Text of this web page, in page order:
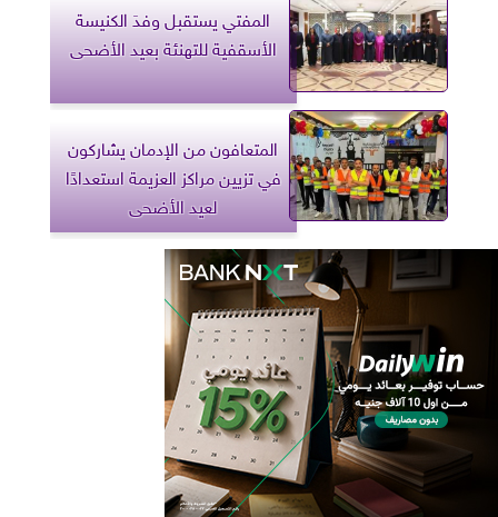
المفتي يستقبل وفدَ الكنيسة
الأسقفية للتهنئة بعيد الأضحى
المتعافون من الإدمان يشاركون
في تزيين مراكز العزيمة استعدادًا
لعيد الأضحى